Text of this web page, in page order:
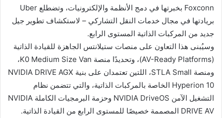
Foxconn بخبرتها في دمج الأنظمة والإلكترونيات، وتضطلع Uber
بريادتها في مجال خدمات النقل التشاركي – لاستكشاف تطوير جيل
جديد من المركبات الذاتية المستوى الرابع.
وسيُبنى هذا التعاون على منصات ستيلانتس الجاهزة للقيادة الذاتية
(AV-Ready Platforms)، وتحديدًا منصة K0 Medium Size Van،
ومنصة STLA Small، اللتين تعتمدان على بنية NVIDIA DRIVE AGX
Hyperion 10 الخاصة بالمركبات الذاتية، والتي تتضمن نظام
التشغيل الآمن NVIDIA DriveOS وحزمة البرمجيات الكاملة NVIDIA
DRIVE AV المصممة خصيصًا للمستوى الرابع من القيادة الذاتية.